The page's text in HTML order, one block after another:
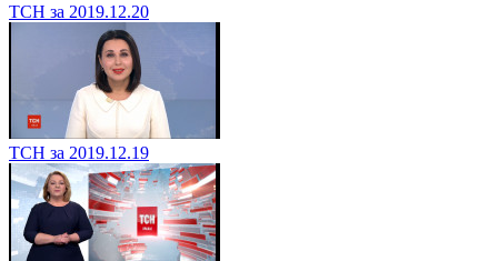
ТСН за 2019.12.20
ТСН за 2019.12.19